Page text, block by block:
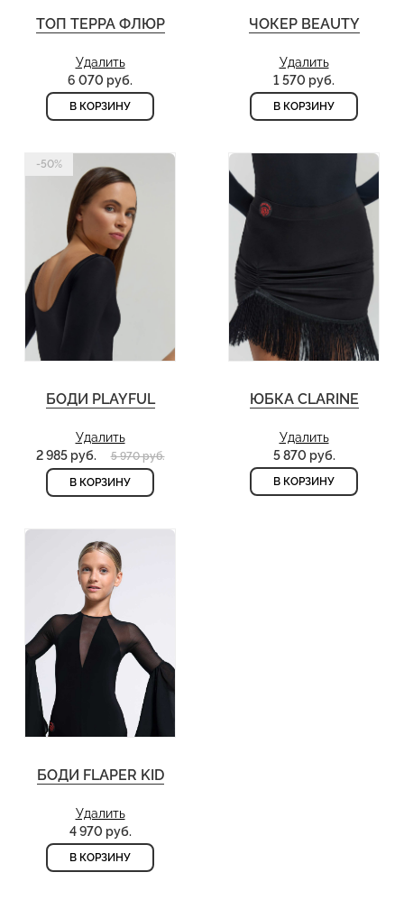
ТОП ТЕРРА ФЛЮР
Удалить
6 070 руб.
В КОРЗИНУ
ЧОКЕР BEAUTY
Удалить
1 570 руб.
В КОРЗИНУ
-50%
БОДИ PLAYFUL
Удалить
2 985 руб.
5 970 руб.
В КОРЗИНУ
ЮБКА CLARINE
Удалить
5 870 руб.
В КОРЗИНУ
БОДИ FLAPER KID
Удалить
4 970 руб.
В КОРЗИНУ